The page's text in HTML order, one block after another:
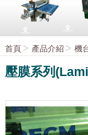
首頁 產品介紹 機
壓膜系列